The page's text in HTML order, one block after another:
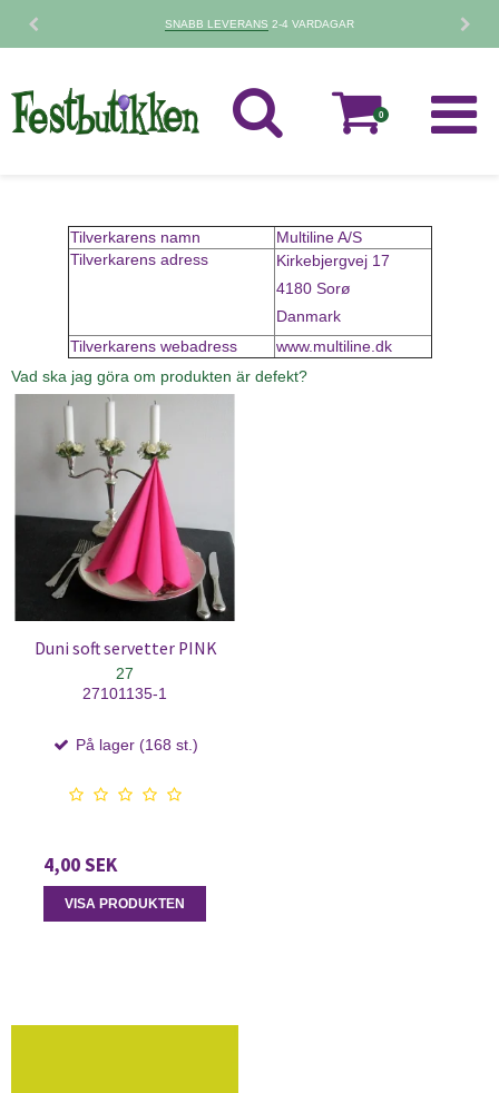
SNABB LEVERANS 2-4 VARDAGAR
0
Tilverkarens namn
Multiline A/S
Tilverkarens adress
Kirkebjergvej 17
4180 Sorø
Danmark
Tilverkarens webadress
www.multiline.dk
Vad ska jag göra om produkten är defekt?
Duni soft servetter PINK
27
27101135-1
På lager (168 st.)
4,00 SEK
VISA PRODUKTEN